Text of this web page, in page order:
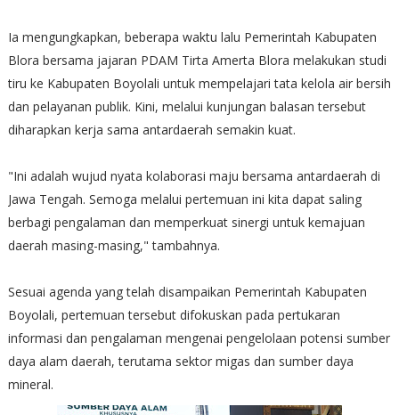
Ia mengungkapkan, beberapa waktu lalu Pemerintah Kabupaten
Blora bersama jajaran PDAM Tirta Amerta Blora melakukan studi
tiru ke Kabupaten Boyolali untuk mempelajari tata kelola air bersih
dan pelayanan publik. Kini, melalui kunjungan balasan tersebut
diharapkan kerja sama antardaerah semakin kuat.
"Ini adalah wujud nyata kolaborasi maju bersama antardaerah di
Jawa Tengah. Semoga melalui pertemuan ini kita dapat saling
berbagi pengalaman dan memperkuat sinergi untuk kemajuan
daerah masing-masing," tambahnya.
Sesuai agenda yang telah disampaikan Pemerintah Kabupaten
Boyolali, pertemuan tersebut difokuskan pada pertukaran
informasi dan pengalaman mengenai pengelolaan potensi sumber
daya alam daerah, terutama sektor migas dan sumber daya
mineral.